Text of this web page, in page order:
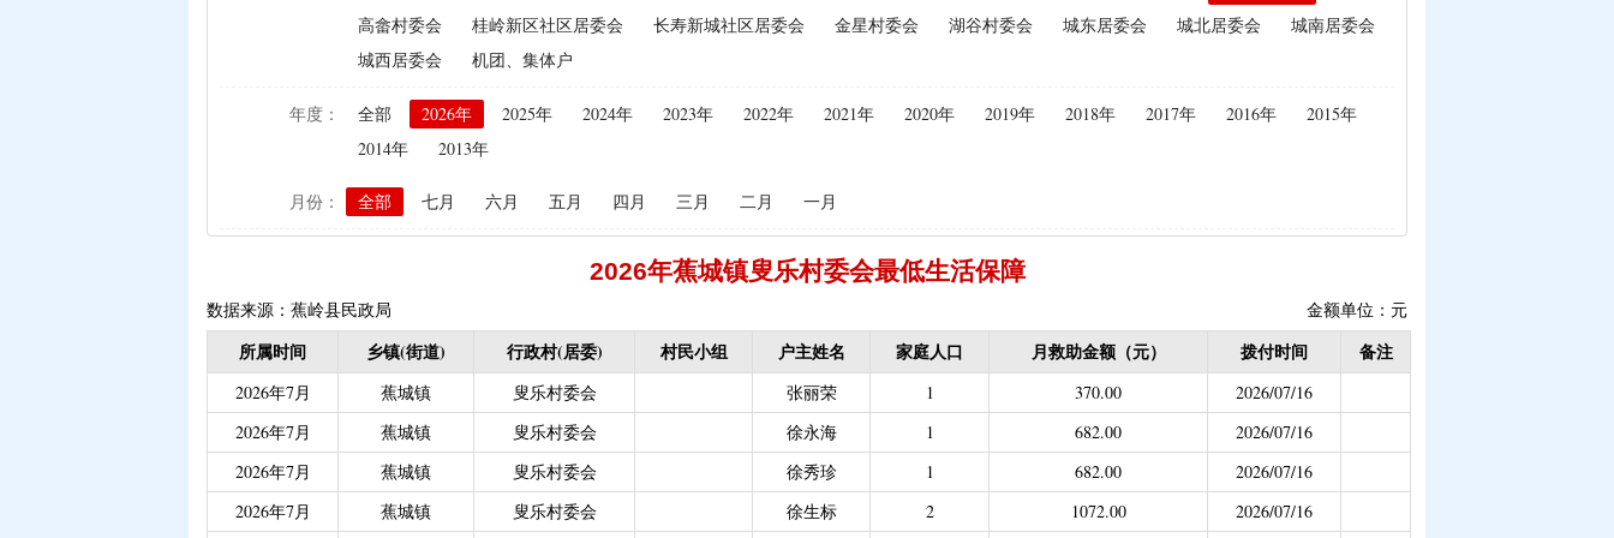
生猪屠宰环节病害猪损失补贴 | 农村危房改造（扶贫局）（已移至住建局） | 禁渔渔民生产生活补助（已结束）
政策性家禽、生猪养殖保险保费补贴
生猪规模化养殖场无害化处理补助
农作物良种补贴资金分配情况表（已结束）
省级生态公益林效益补偿专项资金 | 生态公益林激励性补助（已结束）
| 残疾人自主创业就业 | 低保残疾人生活津贴（残联）（已结束，移至民政局）
重度残疾人护理津贴（残联）（已结束，移至民政局） | 南粤扶残助学工程（高等教育阶段残疾学生补贴）
| 重度残疾人、精神和智力残疾人缴纳城乡居民基本养老保险费
大中型水库移民后期扶持资金（已结束） | 基本农田保护经济补偿
广东省贫困归侨扶贫救助专项补助
| 城乡居民医保大病保险（2021年1月移交至医疗保障局） | 一次性创业资助 | 技能晋升培训补贴 | 创业带动就业补贴
| 城乡居民医保零星报销（2021年1月移交至医疗保障局） | 中等职业学校国家助学金（人社局）（已结束）
| 灵活就业人员社会保险补贴 | 大中型水库移民后期扶持资金（移民办） | 城乡居民医保大病保险
城乡居民医保零星报销 | 困难群众医疗救助
高畲村委会
桂岭新区社区居委会 长寿新城社区居委会 金星村委会 湖谷村委会 城东居委会 城北居委会
城南居委会
城西居委会
机团、集体户
年度： 全部 2026年 2025年 2024年 2023年 2022年 2021年 2020年 2019年 2018年 2017年 2016年
2015年
2014年
2013年
月份： 全部 七月 六月 五月 四月 三月 二月 一月
2026年蕉城镇叟乐村委会最低生活保障
数据来源：蕉岭县民政局 金额单位：元
所属时间 乡镇(街道) 行政村(居委) 村民小组 户主姓名 家庭人口 月救助金额（元） 拨付时间 备注
2026年7月 蕉城镇 叟乐村委会 张丽荣 1 370.00
2026/07/16
2026年7月
蕉城镇 叟乐村委会 徐永海 1 682.00
2026/07/16
2026年7月
蕉城镇 叟乐村委会 徐秀珍 1 682.00
2026/07/16
2026年7月
蕉城镇 叟乐村委会 徐生标 2 1072.00 2026/07/16